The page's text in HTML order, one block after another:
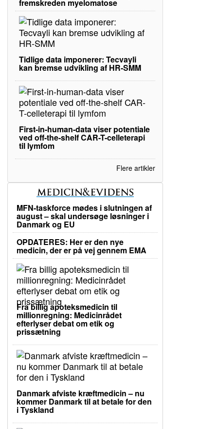
fremskreden myelomatose
Tidlige data imponerer: Tecvayli
kan bremse udvikling af HR-SMM
First-in-human-data viser potentiale
ved off-the-shelf CAR-T-celleterapi
til lymfom
Flere artikler
MFN-taskforce mødes i slutningen af
august – skal undersøge løsninger i
Danmark og EU
OPDATERES: Her er den nye
medicin, der er på vej gennem EMA
Fra billig apoteksmedicin til
millionregning: Medicinrådet
efterlyser debat om etik og
prissætning
Danmark afviste kræftmedicin – nu
kommer Danmark til at betale for den
i Tyskland